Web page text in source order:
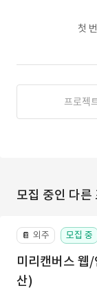
첫
프로젝
모집 중인 다른
📔 외주 모집 중
미리캔버스 웹
산)